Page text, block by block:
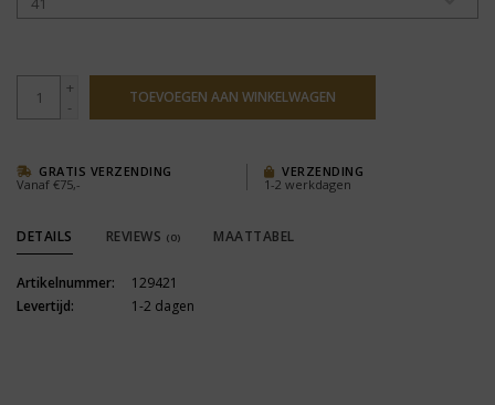
+
-
TOEVOEGEN AAN WINKELWAGEN
GRATIS VERZENDING
Vanaf €75,-
VERZENDING
1-2 werkdagen
DETAILS REVIEWS (0) MAATTABEL
Artikelnummer:
129421
Levertijd:
1-2 dagen